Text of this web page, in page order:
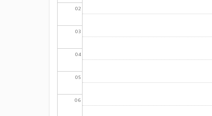
02
03
04
05
06